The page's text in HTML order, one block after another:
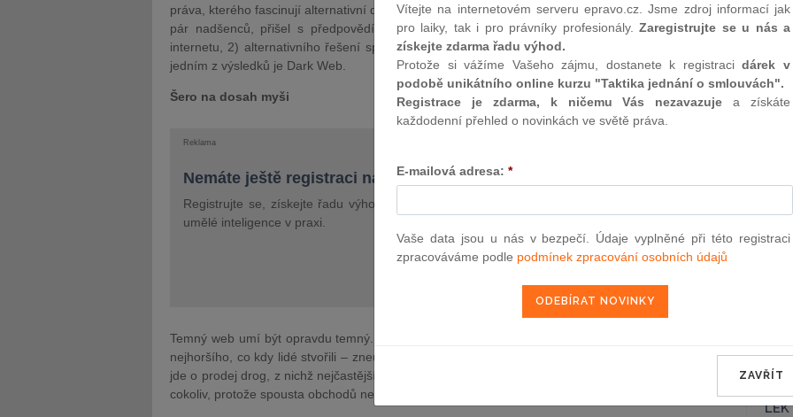
práva, kterého fascinují alternativní druhy vládnutí. Před mnoha lety, kdy ještě internet zajímal jenom
pár nadšenců, přišel s předpovědí budoucnosti. Podle něj se bude nejrychleji vyvíjet oblast 1)
internetu, 2) alternativního řešení sporů a 3) práva neomezeného fyzickým teritoriem. A stalo se –
jedním z výsledků je Dark Web.
Šero na dosah myši
Reklama
Nemáte ještě registraci na epravo.cz?
Registrujte se, získejte řadu výhod a jako dárek Vám zašleme aktuální online kurz na využití
umělé inteligence v praxi.
REGISTROVAT ZDE
Temný web umí být opravdu temný. Hned zkraje je nutné upozornit, že jsou na něm gigabajty toho
nejhoršího, co kdy lidé stvořili – zneužívání dětí. A nelegálního obsahu je tam mnohem více, typicky
jde o prodej drog, z nichž nejčastější je marihuana. Nelze ale ani zdaleka tvrdit, že na Dark Webu je
cokoliv, protože spousta obchodů nedává smysl a nemáme o nich žádný záznam.
Vítejte na internetovém serveru epravo.cz. Jsme zdroj informací jak
pro laiky, tak i pro právníky profesionály.Zaregistrujte se u nás a
získejte zdarma řadu výhod.
Protože si vážíme Vašeho zájmu, dostanete k registracidárek v
podobě unikátního online kurzu "Taktika jednání o smlouvách".
Registrace je zdarma, k ničemu Vás nezavazuje a získáte
každodenní přehled o novinkách ve světě práva.
E-mailová adresa: *
Vaše data jsou u nás v bezpečí. Údaje vyplněné při této registraci
zpracováváme podle podmínek zpracování osobních údajů
ZAVŘÍT